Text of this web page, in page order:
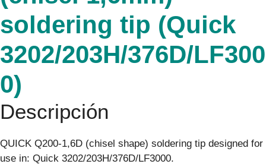
soldering tip (Quick
3202/203H/376D/LF300
0)
Descripción
QUICK Q200-1,6D (chisel shape) soldering tip designed for
use in: Quick 3202/203H/376D/LF3000.